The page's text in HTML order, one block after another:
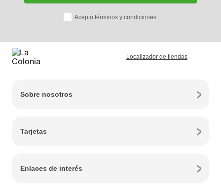
Acepto términos y condiciones
Localizador de tiendas
Sobre nosotros
Tarjetas
Enlaces de interés